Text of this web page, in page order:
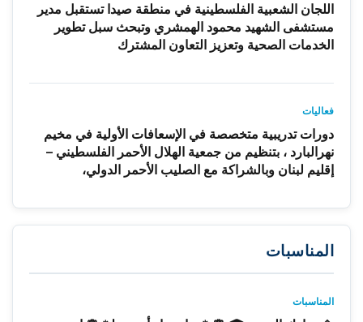
اللجان الشعبية الفلسطينية في منطقة صيدا تستقبل مدير
مستشفى الشهيد محمود الهمشري وتبحث سبل تطوير
الخدمات الصحية وتعزيز التعاون المشترك
فعاليات
دورات تدريبية متخصصة في الإسعافات الأولية في مخيم
نهرالبارد ، بتنظيم من جمعية الهلال الأحمر الفلسطيني –
إقليم لبنان وبالشراكة مع الصليب الأحمر الدولي،
المناسبات
المناسبات